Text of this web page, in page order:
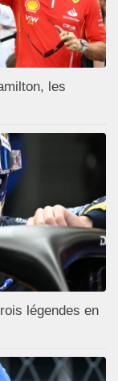
les
légendes en